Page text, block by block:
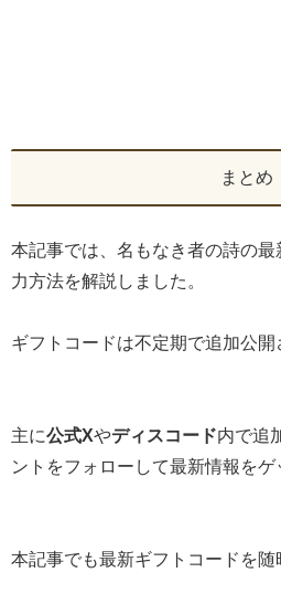
まとめ
本記事では、名もなき者の詩の
力方法を解説しました。
ギフトコードは不定期で追加公開
主に公式Xやディスコード内で追
ントをフォローして最新情報をゲ
本記事でも最新ギフトコードを随